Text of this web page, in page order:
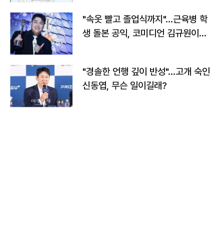
"속옷 빨고 졸업식까지"…근육병 학
생 돌본 공익, 코미디언 김규원이었
"경솔한 언행 깊이 반성"…고개 숙인
신동엽, 무슨 일이길래?